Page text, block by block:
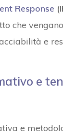
Response
che
e
e
e